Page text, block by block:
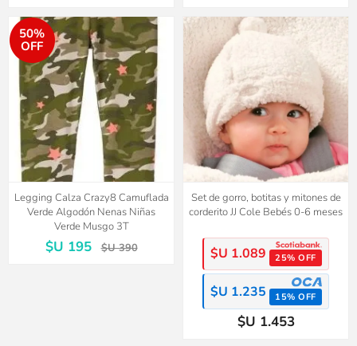
50%
OFF
Legging Calza Crazy8 Camuflada
Verde Algodón Nenas Niñas
Verde Musgo 3T
$U 195 $U 390
Set de gorro, botitas y mitones de
corderito JJ Cole Bebés 0-6 meses
$U 1.089 25% OFF
$U 1.235 15% OFF
$U 1.453